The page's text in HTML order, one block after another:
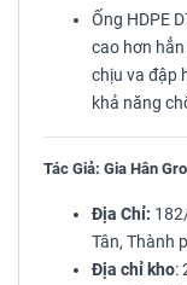
Ống HDPE
cao hơn hẳn
chịu va đập
khả năng
Tác Giả: Gia Hân
Địa Chỉ:
Tân, Thành
Địa chỉ kho: